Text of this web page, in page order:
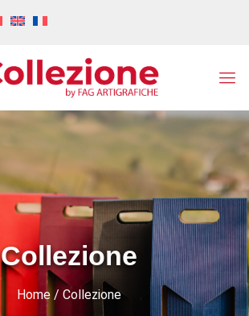
Collezione
Home / Collezione